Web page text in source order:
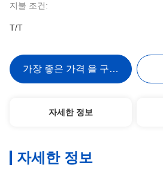
지불 조건:
T/T
가장 좋은 가격 을 구하라
자세한 정보
자세한 정보